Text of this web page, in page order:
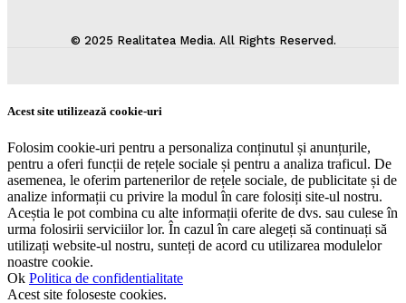
© 2025 Realitatea Media. All Rights Reserved.
Acest site utilizează cookie-uri
Folosim cookie-uri pentru a personaliza conținutul și anunțurile,
pentru a oferi funcții de rețele sociale și pentru a analiza traficul. De
asemenea, le oferim partenerilor de rețele sociale, de publicitate și de
analize informații cu privire la modul în care folosiți site-ul nostru.
Aceștia le pot combina cu alte informații oferite de dvs. sau culese în
urma folosirii serviciilor lor. În cazul în care alegeți să continuați să
utilizați website-ul nostru, sunteți de acord cu utilizarea modulelor
noastre cookie.
Ok Politica de confidentialitate
Acest site foloseste cookies.